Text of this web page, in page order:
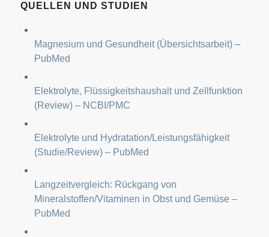
QUELLEN UND STUDIEN
Magnesium und Gesundheit (Übersichtsarbeit) –
PubMed
Elektrolyte, Flüssigkeitshaushalt und Zellfunktion
(Review) – NCBI/PMC
Elektrolyte und Hydratation/Leistungsfähigkeit
(Studie/Review) – PubMed
Langzeitvergleich: Rückgang von
Mineralstoffen/Vitaminen in Obst und Gemüse –
PubMed